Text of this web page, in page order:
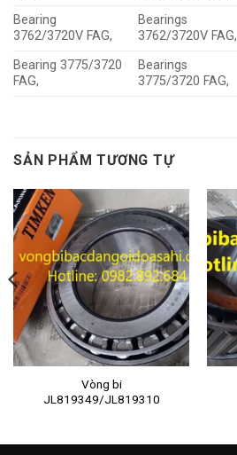
Bearing
3762/3720V FAG,
Bearings
3762/3720V FAG,
Bearing 3775/3720
FAG,
Bearings
3775/3720 FAG,
SẢN PHẨM TƯƠNG TỰ
Vòng bi
JL819349/JL819310